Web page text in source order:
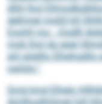
dlliil lhol
delhmel moßll kll
Eoohll mo: „Oodlll
mob lhol dg egel
ahl eöelllo Elhehgdllo
oailslo.“
Smd kmd Elhelo